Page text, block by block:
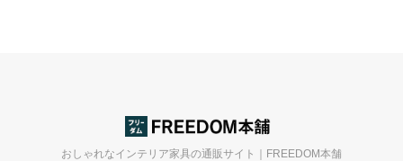
おしゃれなインテリア家具の通販サイト｜FREEDOM本舗